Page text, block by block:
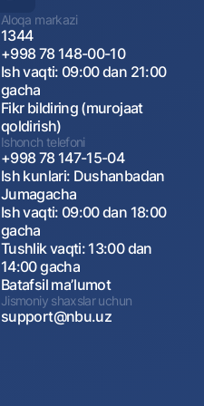
Aloqa markazi
1344
+998 78 148-00-10
Ish vaqti: 09:00 dan 21:00
gacha
Fikr bildiring (murojaat
qoldirish)
Ishonch telefoni
+998 78 147-15-04
Ish kunlari: Dushanbadan
Jumagacha
Ish vaqti: 09:00 dan 18:00
gacha
Tushlik vaqti: 13:00 dan
14:00 gacha
Batafsil maʼlumot
Jismoniy shaxslar uchun
support@nbu.uz